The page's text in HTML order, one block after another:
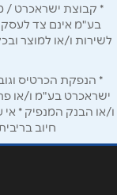
אימייל
אנא חזרו
הודעה *
* קבוצת ישראכרט /
בע"מ אינם צד
לשירות ו/או למוצר
* הנפקת הכרטיס
ישראכרט בע"מ ו/או
ו/או הבנק המנפיק * אי
חיוב